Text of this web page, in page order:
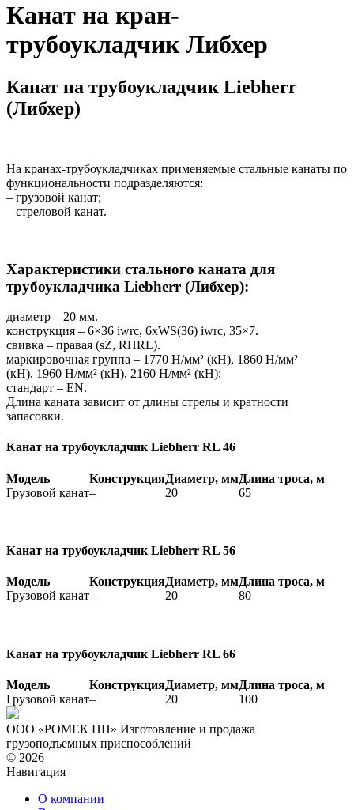
Канат на кран-
трубоукладчик Либхер
Канат на трубоукладчик Liebherr
(Либхер)
На кранах-трубоукладчиках применяемые стальные канаты по
функциональности подразделяются:
– грузовой канат;
– стреловой канат.
Характеристики стального каната для
трубоукладчика Liebherr (Либхер):
диаметр – 20 мм.
конструкция – 6×36 iwrc, 6xWS(36) iwrc, 35×7.
свивка – правая (sZ, RHRL).
маркировочная группа – 1770 Н/мм² (кН), 1860 Н/мм²
(кН), 1960 Н/мм² (кН), 2160 Н/мм² (кН);
стандарт – EN.
Длина каната зависит от длины стрелы и кратности
запасовки.
Канат на трубоукладчик Liebherr RL 46
Модель КонструкцияДиаметр, ммДлина троса, м
Грузовой канат– 20 65
Канат на трубоукладчик Liebherr RL 56
Модель КонструкцияДиаметр, ммДлина троса, м
Грузовой канат– 20 80
Канат на трубоукладчик Liebherr RL 66
Модель КонструкцияДиаметр, ммДлина троса, м
Грузовой канат– 20 100
ООО «РОМЕК НН» Изготовление и продажа
грузоподъемных приспособлений
© 2026
Навигация
О компании